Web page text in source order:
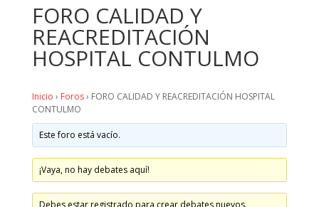
FORO CALIDAD Y
REACREDITACIÓN
HOSPITAL CONTULMO
Inicio › Foros› FORO CALIDAD Y REACREDITACIÓN HOSPITAL
CONTULMO
Este foro está vacío.
¡Vaya, no hay debates aquí!
Debes estar registrado para crear debates nuevos.